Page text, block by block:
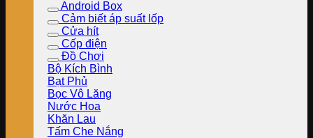
Android Box
Cảm biết áp suất lốp
Cửa hít
Cốp điện
Đồ Chơi
Bộ Kích Bình
Bạt Phủ
Bọc Vô Lăng
Nước Hoa
Khăn Lau
Tấm Che Nắng